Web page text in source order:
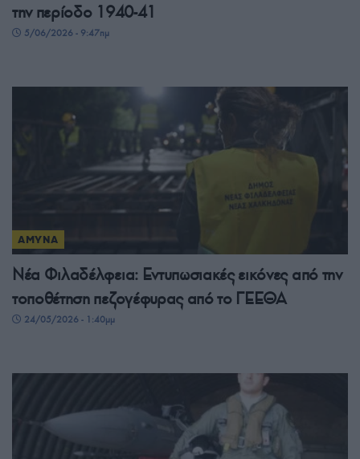
την περίοδο 1940-41
5/06/2026 - 9:47πμ
ΑΜΥΝΑ
Νέα Φιλαδέλφεια: Εντυπωσιακές εικόνες από την
τοποθέτηση πεζογέφυρας από το ΓΕΕΘΑ
24/05/2026 - 1:40μμ